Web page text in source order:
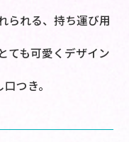
られる、持ち運び用
ても可愛くデザイン
つき。